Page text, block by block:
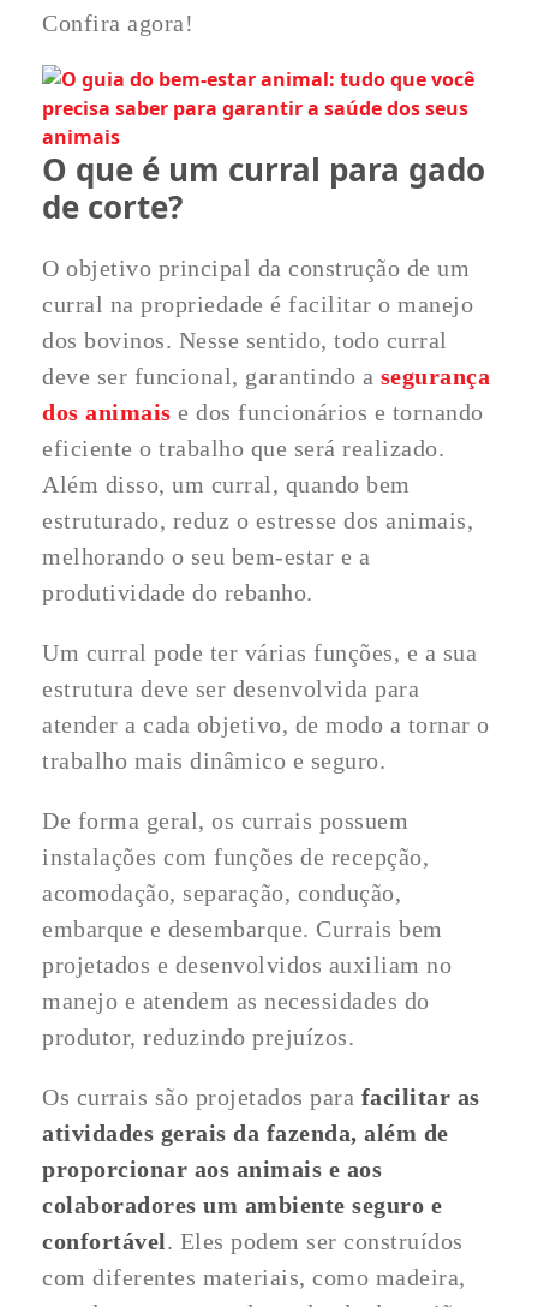
Confira agora!
O que é um curral para gado
de corte?
O objetivo principal da construção de um
curral na propriedade é facilitar o manejo
dos bovinos. Nesse sentido, todo curral
deve ser funcional, garantindo a segurança
dos animais e dos funcionários e tornando
eficiente o trabalho que será realizado.
Além disso, um curral, quando bem
estruturado, reduz o estresse dos animais,
melhorando o seu bem-estar e a
produtividade do rebanho.
Um curral pode ter várias funções, e a sua
estrutura deve ser desenvolvida para
atender a cada objetivo, de modo a tornar o
trabalho mais dinâmico e seguro.
De forma geral, os currais possuem
instalações com funções de recepção,
acomodação, separação, condução,
embarque e desembarque. Currais bem
projetados e desenvolvidos auxiliam no
manejo e atendem as necessidades do
produtor, reduzindo prejuízos.
Os currais são projetados para facilitar as
atividades gerais da fazenda, além de
proporcionar aos animais e aos
colaboradores um ambiente seguro e
confortável. Eles podem ser construídos
com diferentes materiais, como madeira,